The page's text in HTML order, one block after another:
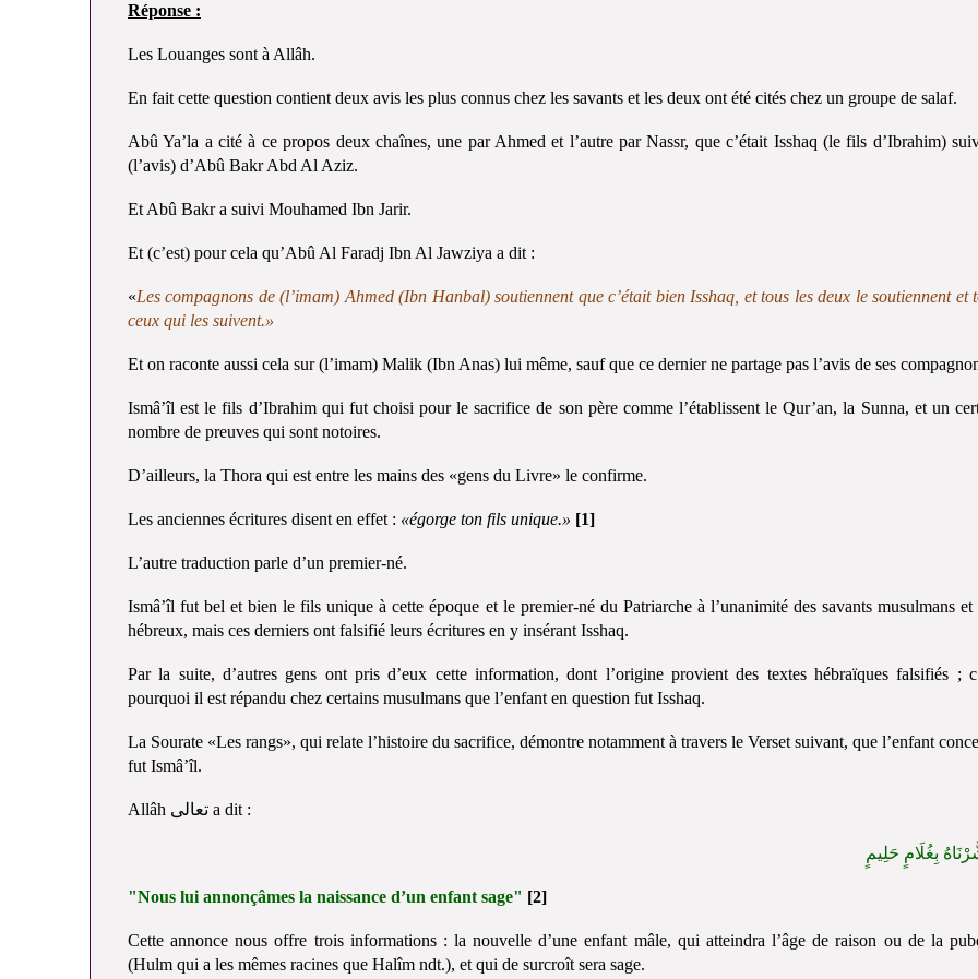
Réponse :
Les Louanges sont à Allâh.
En fait cette question contient deux avis les plus connus chez les savants et les deux ont été cités chez un groupe de salaf.
Abû Ya’la a cité à ce propos deux chaînes, une par Ahmed et l’autre par Nassr, que c’était Isshaq (le fils d’Ibrahim)
(l’avis) d’Abû Bakr Abd Al Aziz.
Et Abû Bakr a suivi Mouhamed Ibn Jarir.
Et (c’est) pour cela qu’Abû Al Faradj Ibn Al Jawziya a dit :
«Les compagnons de (l’imam) Ahmed (Ibn Hanbal) soutiennent que c’était bien Isshaq, et tous les deux le soutiennent et
ceux qui les suivent.»
Et on raconte aussi cela sur (l’imam) Malik (Ibn Anas) lui même, sauf que ce dernier ne partage pas l’avis de ses
Ismâ’îl est le fils d’Ibrahim qui fut choisi pour le sacrifice de son père comme l’établissent le Qur’an, la Sunna, et un
nombre de preuves qui sont notoires.
D’ailleurs, la Thora qui est entre les mains des «gens du Livre» le confirme.
Les anciennes écritures disent en effet : «égorge ton fils unique.» [1]
L’autre traduction parle d’un premier-né.
Ismâ’îl fut bel et bien le fils unique à cette époque et le premier-né du Patriarche à l’unanimité des savants musulmans et
hébreux, mais ces derniers ont falsifié leurs écritures en y insérant Isshaq.
Par la suite, d’autres gens ont pris d’eux cette information, dont l’origine provient des textes hébraïques falsifiés ;
pourquoi il est répandu chez certains musulmans que l’enfant en question fut Isshaq.
La Sourate «Les rangs», qui relate l’histoire du sacrifice, démontre notamment à travers le Verset suivant, que l’enfant
fut Ismâ’îl.
Allâh تعالى a dit :
بِغُلَامٍ حَلِيمٍ
"Nous lui annonçâmes la naissance d’un enfant sage" [2]
Cette annonce nous offre trois informations : la nouvelle d’une enfant mâle, qui atteindra l’âge de raison ou de la
(Hulm qui a les mêmes racines que Halîm ndt.), et qui de surcroît sera sage.